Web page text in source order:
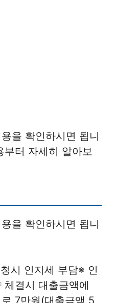
을 확인하시면 됩니
터 자세히 알아보
을 확인하시면 됩니
시 인지세 부담※ 인
결시 대출금액에
7만원(대출금액 5